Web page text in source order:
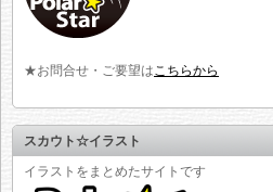
★お問合せ・ご要望はこちらから
スカウト☆イラスト
イラストをまとめたサイトです